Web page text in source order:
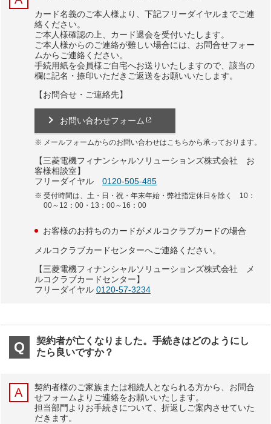
カード名義のご本人様より、下記フリーダイヤルまでご連
絡ください。
ご本人様確認の上、カード退会を受付いたします。
ご本人様からのご連絡が難しい場合には、お問合せフォー
ムからご連絡ください。
手続用紙を会員様ご自宅へお送りいたしますので、該当の
欄に記名・捺印いただきご返送をお願いいたします。
【お問合せ・ご連絡先】
お問い合わせフォーム
メールフォームからのお問い合わせはこちらから承っております。
【三菱電機フィナンシャルソリューションズ株式会社 お
客様相談室】
フリーダイヤル 0120-505-485
受付時間は、土・日・祝・年末年始・弊社指定休日を除く 10：
00～12：00・13：00～16：00
お客様のお持ちのカードがメルコクラブカードの場合
メルコクラブカードセンターへご連絡ください。
【三菱電機フィナンシャルソリューションズ株式会社 メ
ルコクラブカードセンター】
フリーダイヤル 0120‐57‐3234
契約者が亡くなりました。手続きはどのようにし
たら良いですか？
契約者様のご家族または相続人となられる方から、お問合
せフォームよりご連絡をお願いいたします。
担当部門よりお手続きについて、折返しご案内させていた
だきます。